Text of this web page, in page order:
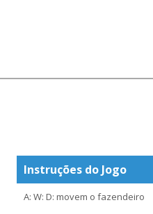
Instruções do Jogo
A: W: D: movem o fazendeiro